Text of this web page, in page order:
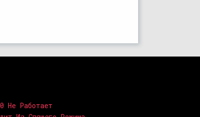
Не Работает